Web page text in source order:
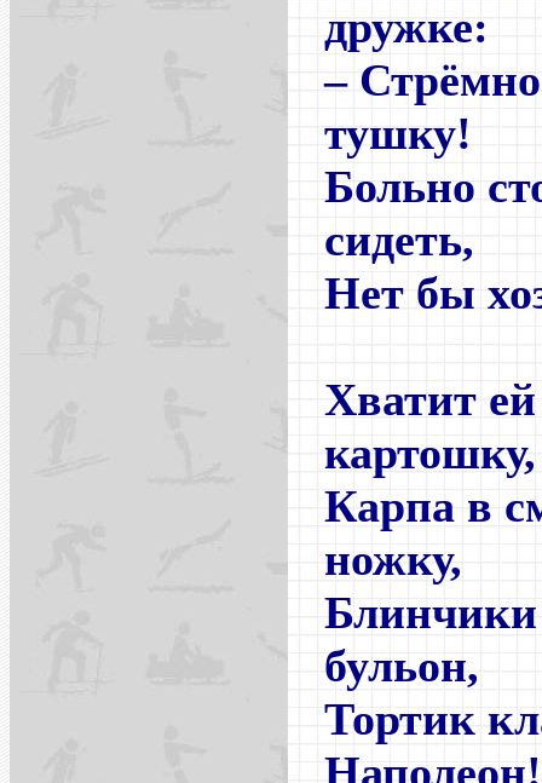
дружке:
–
тушку!
Больно
сидеть,
Нет бы
Хватит
картошку,
Карпа в
ножку,
бульон,
Тортик
Наполеон!